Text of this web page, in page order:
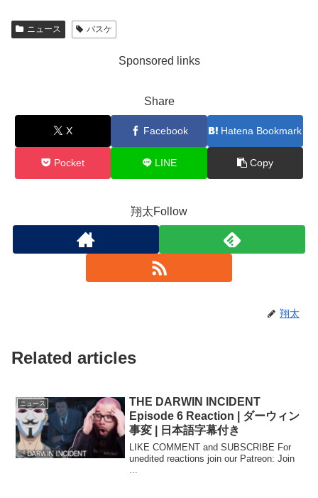
ニュース バスケ
Sponsored links
Share
X Facebook Hatena Bookmark
Pocket LINE Copy
翔太Follow
翔太
Related articles
ニュース
THE DARWIN INCIDENT
Episode 6 Reaction | ダーウィン
事変 | 日本語字幕付き
LIKE COMMENT and SUBSCRIBE For
unedited reactions join our Patreon: Join